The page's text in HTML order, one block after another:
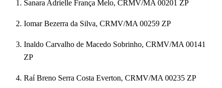
Sanara Adrielle França Melo, CRMV/MA 00201 ZP
Iomar Bezerra da Silva, CRMV/MA 00259 ZP
Inaldo Carvalho de Macedo Sobrinho, CRMV/MA 00141
ZP
Raí Breno Serra Costa Everton, CRMV/MA 00235 ZP